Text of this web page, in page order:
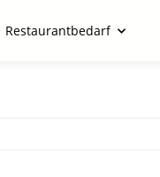
Restaurantbedarf